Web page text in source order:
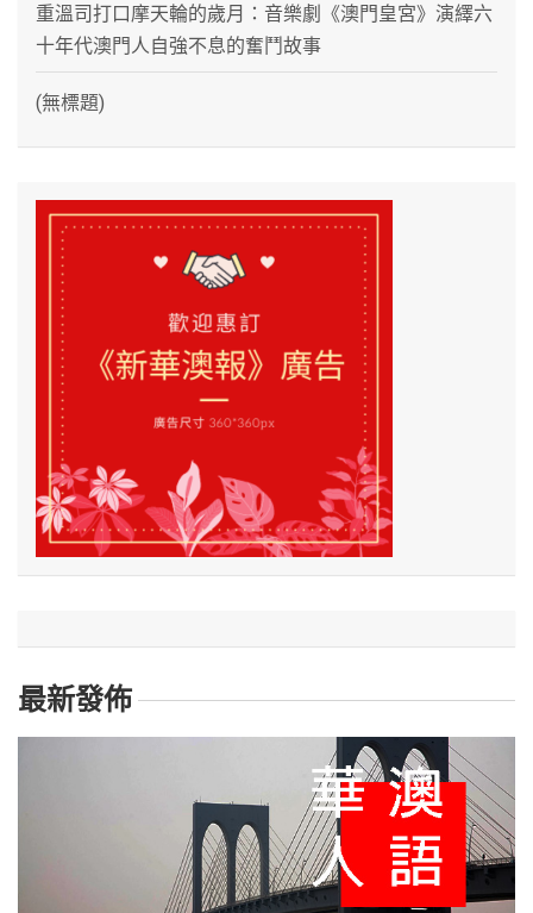
重溫司打口摩天輪的歲月：音樂劇《澳門皇宮》演繹六
十年代澳門人自強不息的奮鬥故事
(無標題)
最新發佈